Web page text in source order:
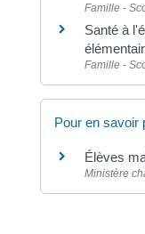
Famille -
Santé à
Famille -
Pour en savoir
Élèves
Ministère